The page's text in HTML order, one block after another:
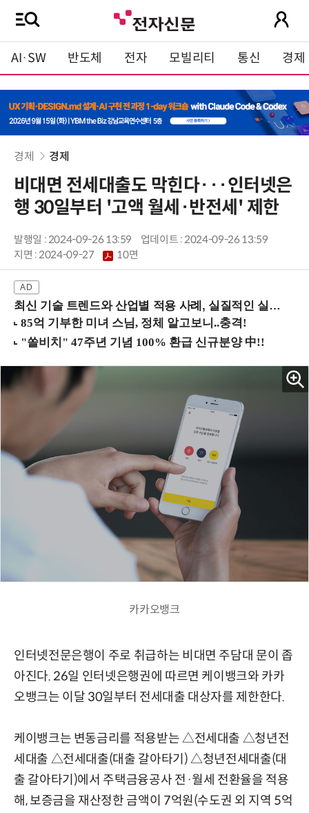
AI·SW 반도체 전자 모빌리티 통신 경제
경제 경제
비대면 전세대출도 막힌다···인터넷은
행 30일부터 '고액 월세·반전세' 제한
발행일 : 2024-09-26 13:59
업데이트 : 2024-09-26 13:59
지면 :2024-09-27 10면
최신 기술 트렌드와 산업별 적용 사례, 실질적인 실행 전략을 공유 (9/18 양재역)
카카오뱅크
인터넷전문은행이 주로 취급하는 비대면 주담대 문이 좁
아진다. 26일 인터넷은행권에 따르면 케이뱅크와 카카
오뱅크는 이달 30일부터 전세대출 대상자를 제한한다.
케이뱅크는 변동금리를 적용받는 △전세대출 △청년전
세대출 △전세대출(대출 갈아타기) △청년전세대출(대
출 갈아타기)에서 주택금융공사 전·월세 전환율을 적용
해, 보증금을 재산정한 금액이 7억원(수도권 외 지역 5억